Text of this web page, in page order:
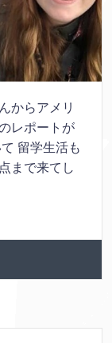
からアメリ
レポートが
留学生活も
まで来てし